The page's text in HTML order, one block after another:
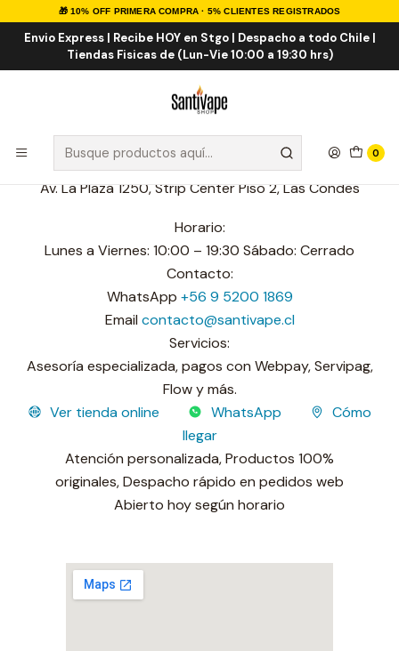
🎁 10% OFF PRIMERA COMPRA · 5% CLIENTES REGISTRADOS
Envio Express | Recibe HOY en Stgo | Despacho a todo Chile |
Tiendas Fisicas de (Lun-Vie 10:00 a 19:30 hrs)
0
Inicio Sucursales San Carlos de Apoquindo
San Carlos de Apoquindo
Santivape | San Carlos de Apoquindo
Av. La Plaza 1250, Strip Center Piso 2, Las Condes
Horario:
Lunes a Viernes: 10:00 – 19:30 Sábado: Cerrado
Contacto:
WhatsApp +56 9 5200 1869
Email contacto@santivape.cl
Servicios:
Asesoría especializada, pagos con Webpay, Servipag,
Flow y más.
Ver tienda online
WhatsApp
Cómo
llegar
Atención personalizada,Productos 100%
originales,Despacho rápido en pedidos web
Sucursal operativa
Abierto hoy según horario